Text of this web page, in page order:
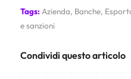
Tags:Azienda, Banche,
e sanzioni
Condividi questo articolo